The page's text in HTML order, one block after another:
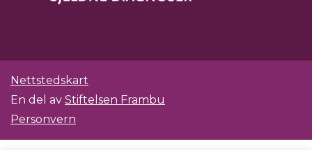
Nettstedskart
En del av Stiftelsen Frambu
Personvern